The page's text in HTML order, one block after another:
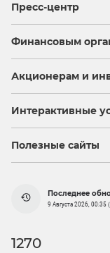
Пресс-центр
Финансовым
Акционерам и
Интерактивные
Полезные сайты
Последнее
9 Августа 2026, 00:35
1270